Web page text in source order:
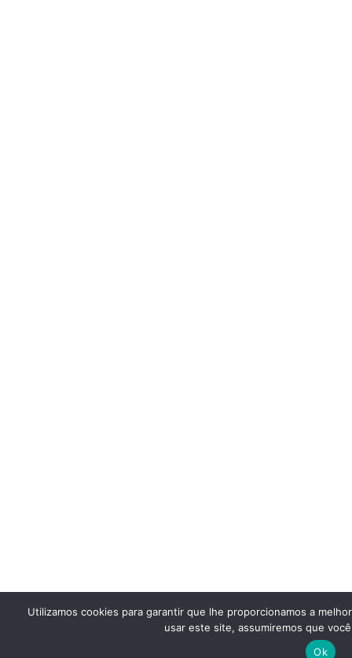
Utilizamos cookies para garantir que lhe proporcionamos a
usar este site, assumiremos que
Ok